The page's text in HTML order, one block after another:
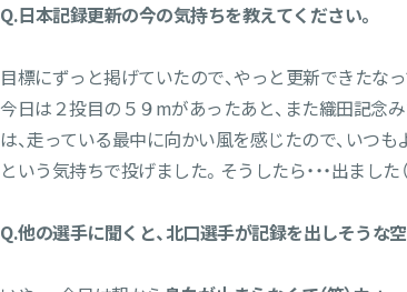
Q.日本記録更新の今の気持ちを教えてください。
目標にずっと掲げていたので、やっと更新できたな
今日は２投目の５９mがあったあと、また織田記念
は、走っている最中に向かい風を感じたので、いつ
という気持ちで投げました。そうしたら・・・出ました（
Q.他の選手に聞くと、北口選手が記録を出しそうな